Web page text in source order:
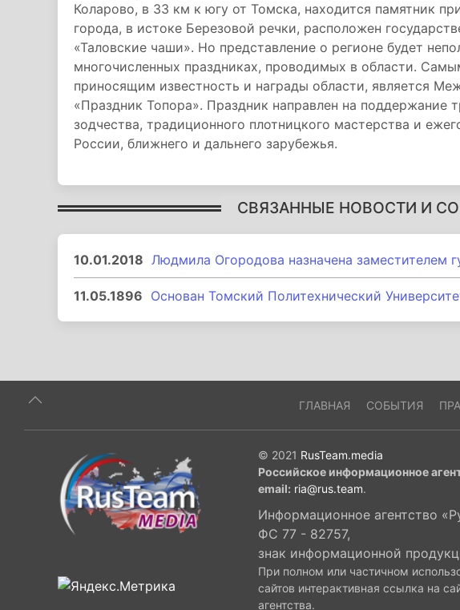
Коларово, в 33 км к югу от Томска, находится памятник
города, в истоке Березовой речки, расположен
«Таловские чаши». Но представление о регионе будет
многочисленных праздниках, проводимых в области.
приносящим известность и награды области, является
«Праздник Топора». Праздник направлен на поддержание
зодчества, традиционного плотницкого мастерства и
России, ближнего и дальнего зарубежья.
СВЯЗАННЫЕ НОВОСТИ И
10.01.2018 Людмила Огородова назначена заместителем
11.05.1896 Основан Томский Политехнический
ГЛАВНАЯ СОБЫТИЯ
© 2021 RusTeam.media
Российское информационное
email: ria@rus.team.
Информационное агентство
ФС 77 - 82757,
знак информационной
При полном или частичном
сайтов интерактивная ссылка на
агентства.